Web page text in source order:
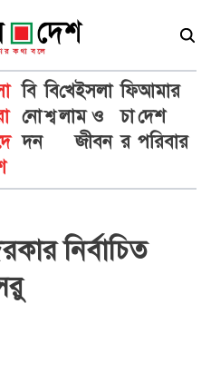
বি
নো
দন
বি
শ্ব
খে
লা
ইসলা
ম ও
জীবন
ফি
চা
র
আমার
দেশ
পরিবার
নির্বাচিত